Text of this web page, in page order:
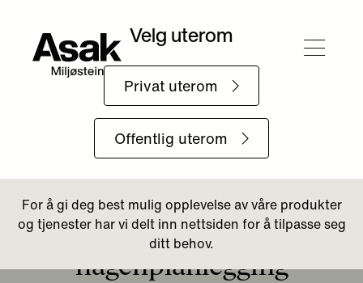
Effektiv
hagenplanlegging